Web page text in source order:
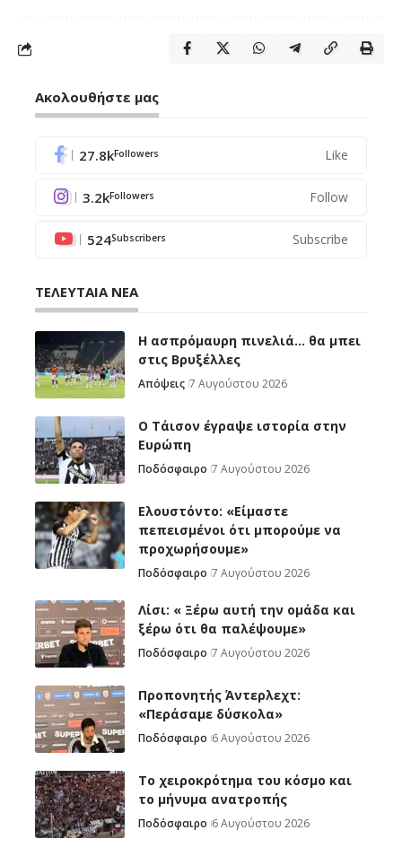
Ακολουθήστε μας
27.8kFollowers Like
3.2kFollowers Follow
524Subscribers Subscribe
ΤΕΛΕΥΤΑΙΑ ΝΕΑ
Η ασπρόμαυρη πινελιά… θα μπει
στις Βρυξέλλες
Απόψεις 7 Αυγούστου 2026
Ο Τάισον έγραψε ιστορία στην
Ευρώπη
Ποδόσφαιρο 7 Αυγούστου 2026
Ελουστόντο: «Είμαστε
πεπεισμένοι ότι μπορούμε να
προχωρήσουμε»
Ποδόσφαιρο 7 Αυγούστου 2026
Λίσι: « Ξέρω αυτή την ομάδα και
ξέρω ότι θα παλέψουμε»
Ποδόσφαιρο 7 Αυγούστου 2026
Προπονητής Άντερλεχτ:
«Περάσαμε δύσκολα»
Ποδόσφαιρο 6 Αυγούστου 2026
Το χειροκρότημα του κόσμο και
το μήνυμα ανατροπής
Ποδόσφαιρο 6 Αυγούστου 2026